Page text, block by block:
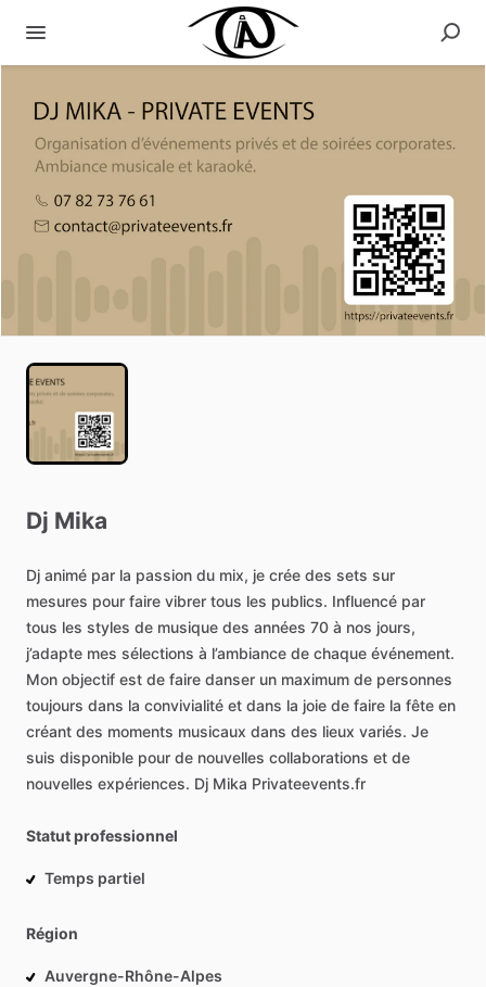
Dj Mika
Dj animé par la passion du mix, je crée des sets sur
mesures pour faire vibrer tous les publics. Influencé par
tous les styles de musique des années 70 à nos jours,
j’adapte mes sélections à l’ambiance de chaque événement.
Mon objectif est de faire danser un maximum de personnes
toujours dans la convivialité et dans la joie de faire la fête en
créant des moments musicaux dans des lieux variés. Je
suis disponible pour de nouvelles collaborations et de
nouvelles expériences. Dj Mika Privateevents.fr
Statut professionnel
Temps partiel
Région
Auvergne-Rhône-Alpes